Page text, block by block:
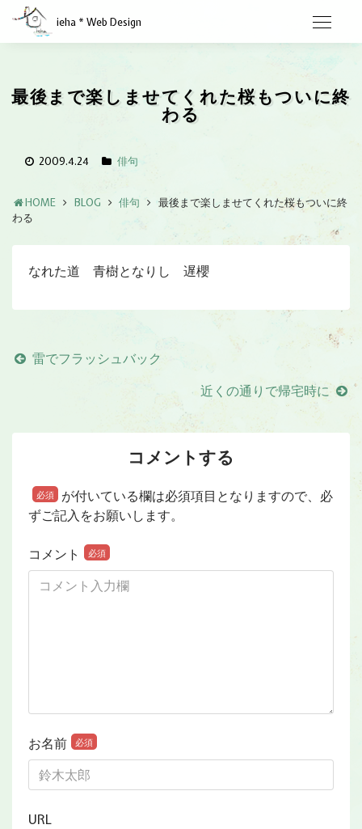
ieha * Web Design
最後まで楽しませてくれた桜もついに終
わる
2009.4.24 俳句
HOME BLOG 俳句
最後まで楽しませてくれた桜もついに終
わる
なれた道 青樹となりし 遅櫻
雷でフラッシュバック
近くの通りで帰宅時に
コメントする
必須
が付いている欄は必須項目となりますので、必
ずご記入をお願いします。
コメント 必須
お名前 必須
URL